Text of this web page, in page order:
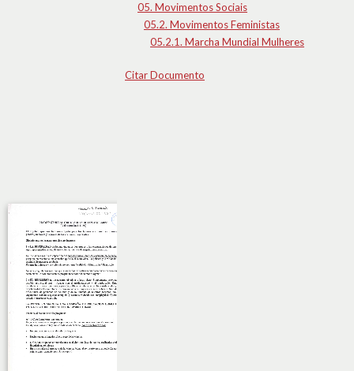
05. Movimentos Sociais
05.2. Movimentos Feministas
05.2.1. Marcha Mundial Mulheres
Citar Documento